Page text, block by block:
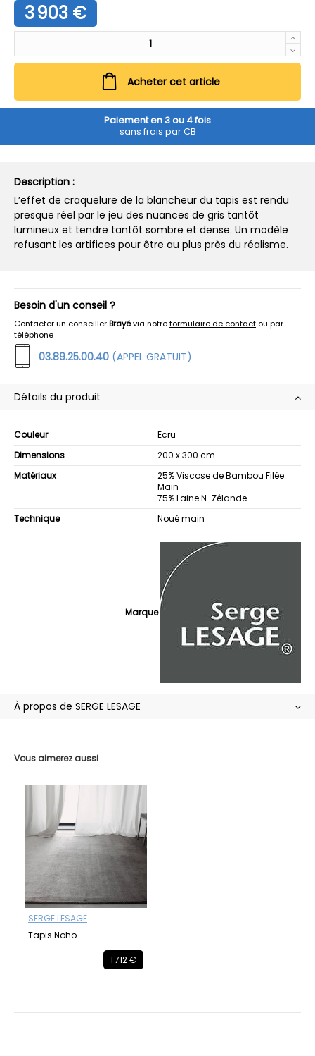
3 903 €
Acheter cet article
Paiement en 3 ou 4 fois
sans frais par CB
Description :
L’effet de craquelure de la blancheur du tapis est rendu
presque réel par le jeu des nuances de gris tantôt
lumineux et tendre tantôt sombre et dense. Un modèle
refusant les artifices pour être au plus près du réalisme.
Besoin d'un conseil ?
Contacter un conseillerBrayévia notreformulaire de contact ou par
téléphone
03.89.25.00.40 (APPEL GRATUIT)
Vous aimerez aussi
SERGE LESAGE
Tapis Noho
1 712 €
Détails du produit
Couleur
Ecru
Dimensions
200 x 300 cm
Matériaux
25% Viscose de Bambou Filée
Main
75% Laine N-Zélande
Technique
Noué main
Marque
À propos de SERGE LESAGE